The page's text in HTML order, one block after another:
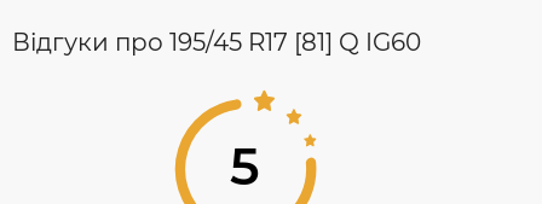
Відгуки про 195/45 R17 [81] Q IG60
5